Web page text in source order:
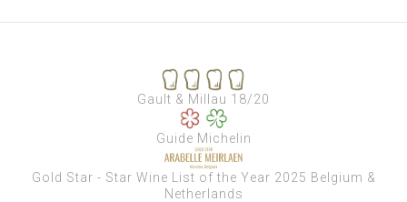
Gault & Millau 18/20
Guide Michelin
Gold Star - Star Wine List of the Year 2025 Belgium &
Netherlands